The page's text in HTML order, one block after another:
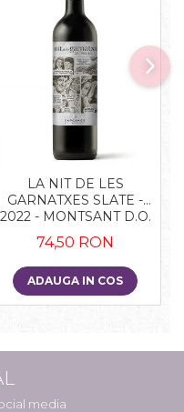
LA NIT DE LES
GARNATXES SLATE -
2022 - MONTSANT D.O.
74,50 RON
ADAUGA IN COS
media